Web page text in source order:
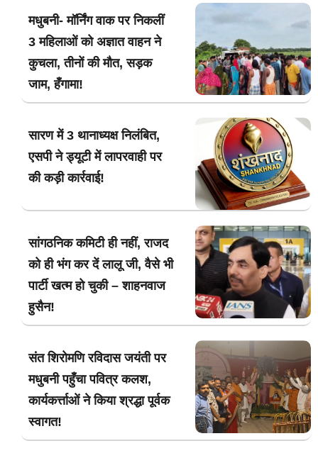
मधुबनी- मॉर्निंग वाक पर निकलीं
3 महिलाओं को अज्ञात वाहन ने
कुचला, तीनों की मौत, सड़क
जाम, हँगामा!
सारण में 3 थानाध्यक्ष निलंबित,
एसपी ने ड्यूटी में लापरवाही पर
की कड़ी कार्रवाई!
सांगठनिक कमिटी ही नहीं, राजद
को ही भंग कर दें लालू जी, वैसे भी
पार्टी खत्म हो चुकी – शाहनवाज
हुसैन!
संत शिरोमणि रविदास जयंती पर
मधुबनी पहुँचा पवित्र कलश,
कार्यकर्त्ताओं ने किया श्रद्धा पूर्वक
स्वागत!